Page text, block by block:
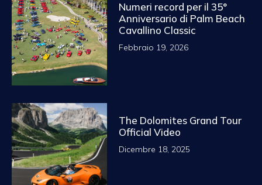
Numeri record per il 35°
Anniversario di Palm Beach
Cavallino Classic
Febbraio 19, 2026
The Dolomites Grand Tour
Official Video
Dicembre 18, 2025